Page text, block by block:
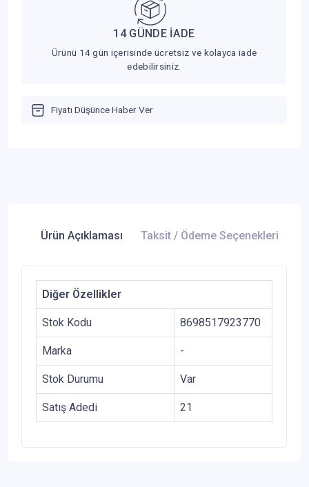
14 GÜNDE İADE
Ürünü 14 gün içerisinde ücretsiz ve kolayca iade
edebilirsiniz.
Fiyatı Düşünce Haber Ver
Ürün Açıklaması Taksit / Ödeme Seçenekleri
Diğer Özellikler
Stok Kodu 8698517923770
Marka -
Stok Durumu Var
Satış Adedi 21